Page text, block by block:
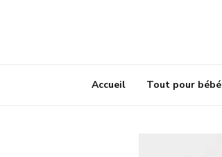
Accueil Tout pour bébé